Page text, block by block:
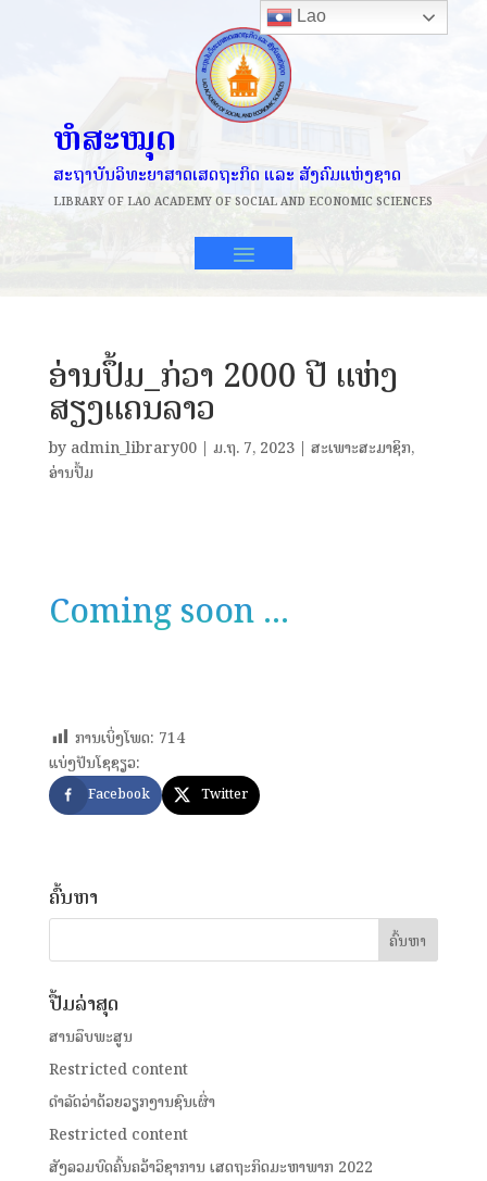
ຫໍສະໝຸດ
ສະຖາບັນວິທະຍາສາດເສດຖະກິດ ແລະ ສັງຄົມແຫ່ງຊາດ
LIBRARY OF LAO ACADEMY OF SOCIAL AND ECONOMIC SCIENCES
ອ່ານປຶ້ມ_ກ່ວາ 2000 ປີ ແຫ່ງ
ສຽງແຄນລາວ
by admin_library00| ມ.ຖ. 7, 2023| ສະເພາະສະມາຊິກ,
ອ່ານປຶ້ມ
Coming soon ...
ການເບິ່ງໂພດ: 714
ແບ່ງປັນໂຊຊຽວ:
Facebook Twitter
ຄົ້ນຫາ
ປື້ມລ່າສຸດ
ສານລຶບພະສູນ
Restricted content
ດໍາລັດວ່າດ້ວຍວຽກງານຊົນເຜົ່າ
Restricted content
ສັງລວມບົດຄົ້ນຄວ້າວິຊາການ ເສດຖະກິດມະຫາພາກ 2022
Lao